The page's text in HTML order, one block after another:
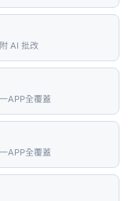
AI 批改
APP全覆蓋
APP全覆蓋